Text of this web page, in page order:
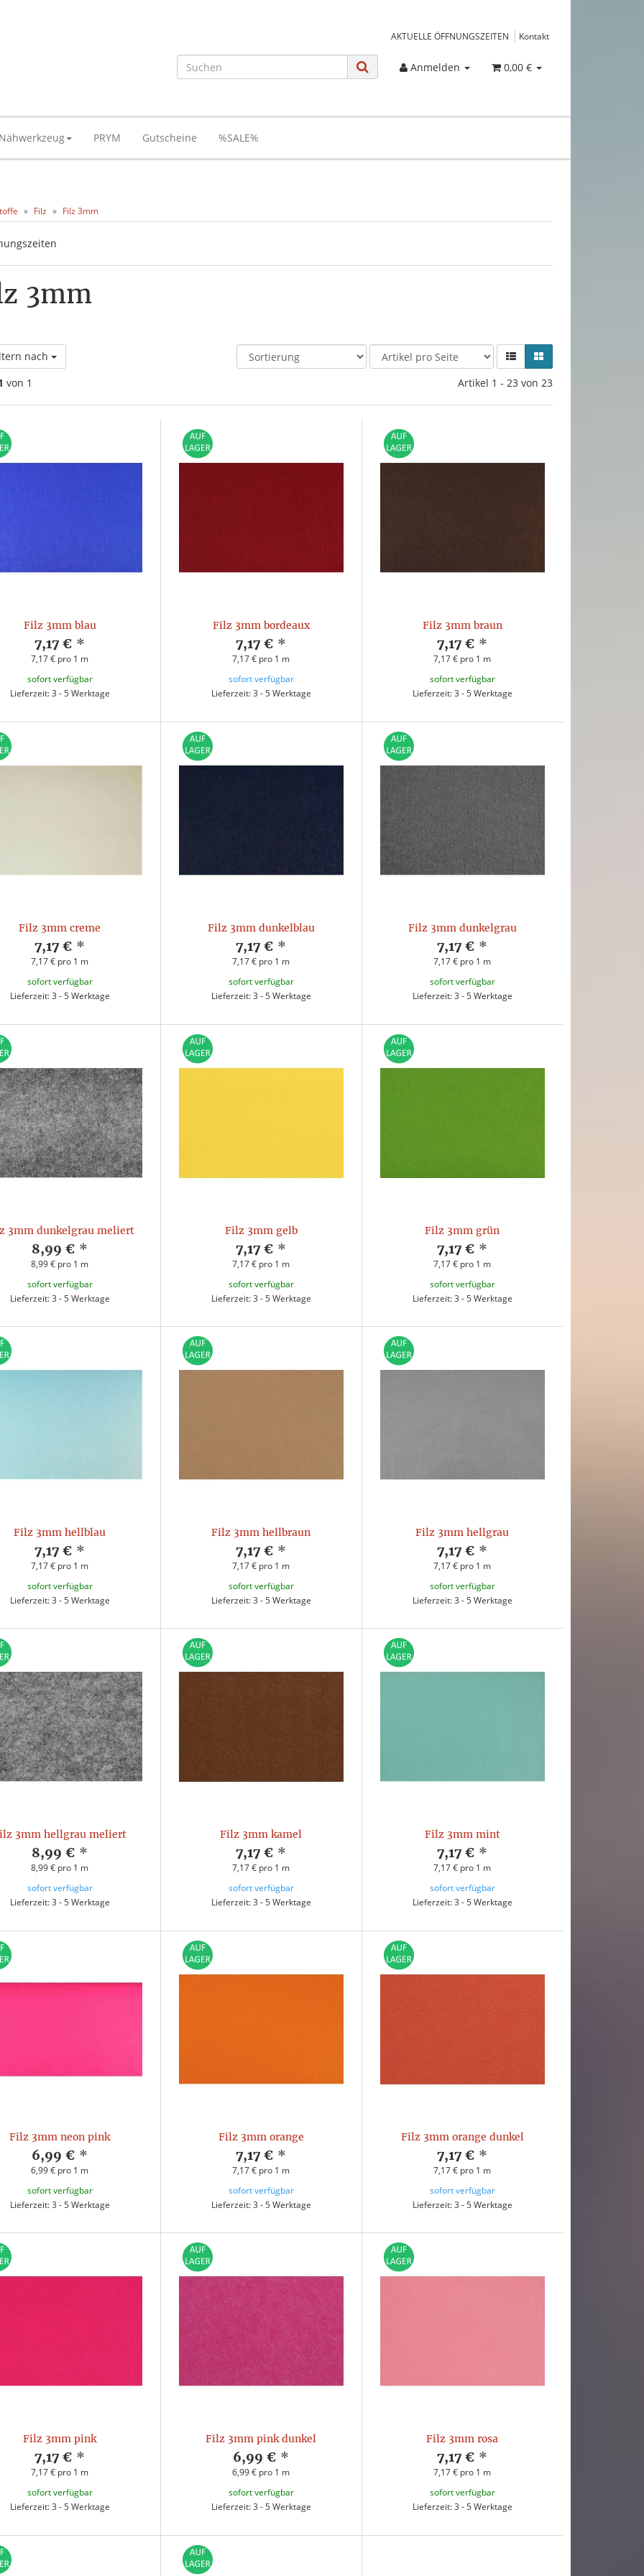
AKTUELLE ÖFFNUNGSZEITEN Kontakt
Anmelden 0,00 €
PRYM Gutscheine %SALE%
Filz Filz 3mm
3mm
nach
von 1 Artikel 1 - 23 von 23
Filz 3mm blau
7,17 € *
7,17 € pro 1 m
sofort verfügbar
Lieferzeit: 3 - 5 Werktage
Filz 3mm bordeaux
7,17 € *
7,17 € pro 1 m
sofort verfügbar
Lieferzeit: 3 - 5 Werktage
Filz 3mm braun
7,17 € *
7,17 € pro 1 m
sofort verfügbar
Lieferzeit: 3 - 5 Werktage
Filz 3mm creme
7,17 € *
7,17 € pro 1 m
sofort verfügbar
Lieferzeit: 3 - 5 Werktage
Filz 3mm dunkelblau
7,17 € *
7,17 € pro 1 m
sofort verfügbar
Lieferzeit: 3 - 5 Werktage
Filz 3mm dunkelgrau
7,17 € *
7,17 € pro 1 m
sofort verfügbar
Lieferzeit: 3 - 5 Werktage
3mm dunkelgrau meliert
8,99 € *
8,99 € pro 1 m
sofort verfügbar
Lieferzeit: 3 - 5 Werktage
Filz 3mm gelb
7,17 € *
7,17 € pro 1 m
sofort verfügbar
Lieferzeit: 3 - 5 Werktage
Filz 3mm grün
7,17 € *
7,17 € pro 1 m
sofort verfügbar
Lieferzeit: 3 - 5 Werktage
Filz 3mm hellblau
7,17 € *
7,17 € pro 1 m
sofort verfügbar
Lieferzeit: 3 - 5 Werktage
Filz 3mm hellbraun
7,17 € *
7,17 € pro 1 m
sofort verfügbar
Lieferzeit: 3 - 5 Werktage
Filz 3mm hellgrau
7,17 € *
7,17 € pro 1 m
sofort verfügbar
Lieferzeit: 3 - 5 Werktage
3mm hellgrau meliert
8,99 € *
8,99 € pro 1 m
sofort verfügbar
Lieferzeit: 3 - 5 Werktage
Filz 3mm kamel
7,17 € *
7,17 € pro 1 m
sofort verfügbar
Lieferzeit: 3 - 5 Werktage
Filz 3mm mint
7,17 € *
7,17 € pro 1 m
sofort verfügbar
Lieferzeit: 3 - 5 Werktage
Filz 3mm neon pink
6,99 € *
6,99 € pro 1 m
sofort verfügbar
Lieferzeit: 3 - 5 Werktage
Filz 3mm orange
7,17 € *
7,17 € pro 1 m
sofort verfügbar
Lieferzeit: 3 - 5 Werktage
Filz 3mm orange dunkel
7,17 € *
7,17 € pro 1 m
sofort verfügbar
Lieferzeit: 3 - 5 Werktage
Filz 3mm pink
7,17 € *
7,17 € pro 1 m
sofort verfügbar
Lieferzeit: 3 - 5 Werktage
Filz 3mm pink dunkel
6,99 € *
6,99 € pro 1 m
sofort verfügbar
Lieferzeit: 3 - 5 Werktage
Filz 3mm rosa
7,17 € *
7,17 € pro 1 m
sofort verfügbar
Lieferzeit: 3 - 5 Werktage